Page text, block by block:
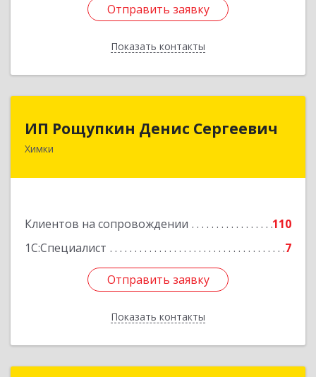
Отправить заявку
Показать контакты
Отправить заявку
Назад
ИП Рощупкин Денис Сергеевич
Химки
Клиентов на сопровождении
110
1С:Специалист
7
Отправить заявку
Показать контакты
141402, Московская обл, г.о. Химки, Химки г,
Отправить заявку
Назад